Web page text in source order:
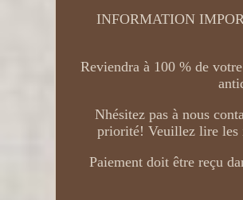
INFORMATION
Reviendra à 100 % de
Nhésitez pas à nous
priorité! Veuillez lire les
Paiement doit être reçu